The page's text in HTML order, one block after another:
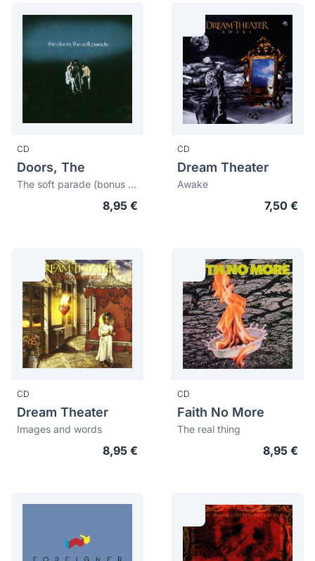
CD
Doors, The
The soft parade (bonus tracks)
8,95 €
CD
Dream Theater
Awake
7,50 €
CD
Dream Theater
Images and words
8,95 €
CD
Faith No More
The real thing
8,95 €